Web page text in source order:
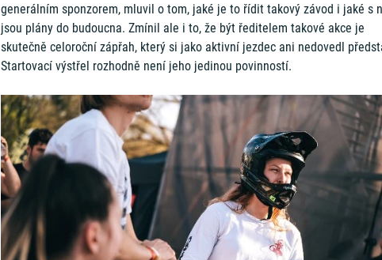
generálním sponzorem, mluvil o tom, jaké je to řídit takový závod i jaké s
jsou plány do budoucna. Zmínil ale i to, že být ředitelem takové akce je
skutečně celoroční zápřah, který si jako aktivní jezdec ani nedovedl
Startovací výstřel rozhodně není jeho jedinou povinností.